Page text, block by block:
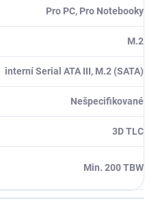
Pro PC, Pro Notebooky
M.2
interní Serial ATA III, M.2 (SATA)
Nešpecifikované
3D TLC
Min. 200 TBW